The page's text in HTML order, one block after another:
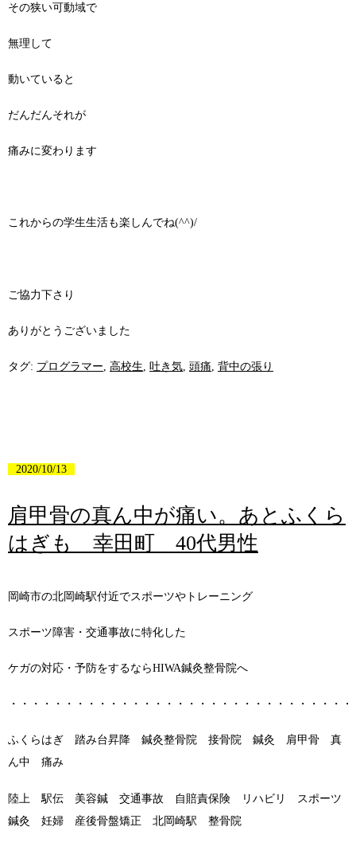
その狭い可動域で
無理して
動いていると
だんだんそれが
痛みに変わります
これからの学生生活も楽しんでね(^^)/
ご協力下さり
ありがとうございました
タグ: プログラマー 高校生 吐き気 頭痛 背中の張り
2020/10/13
肩甲骨の真ん中が痛い。あとふくら
はぎも 幸田町 40代男性
岡崎市の北岡崎駅付近でスポーツやトレーニング
スポーツ障害・交通事故に特化した
ケガの対応・予防をするならHIWA鍼灸整骨院へ
・・・・・・・・・・・・・・・・・・・・・・・・・・・・・・
ふくらはぎ 踏み台昇降 鍼灸整骨院 接骨院 鍼灸 肩甲骨 真
ん中 痛み
陸上 駅伝 美容鍼 交通事故 自賠責保険 リハビリ スポーツ
鍼灸 妊婦 産後骨盤矯正 北岡崎駅 整骨院